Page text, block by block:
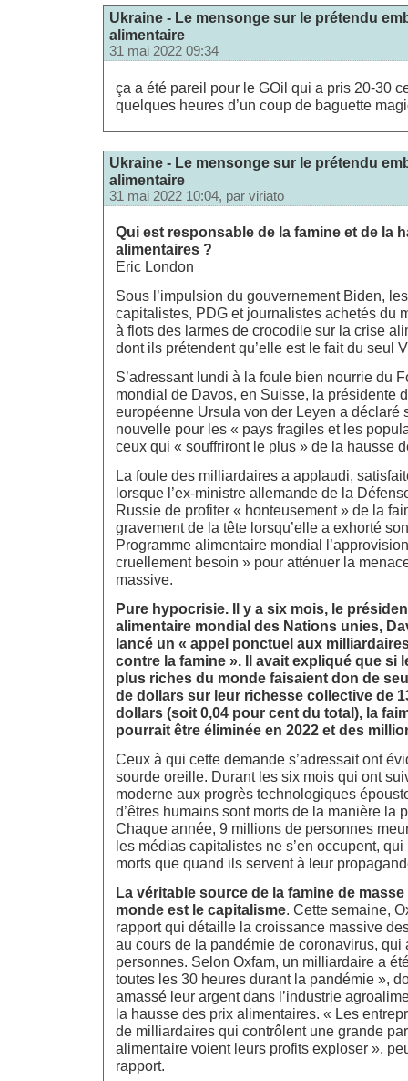
Ukraine - Le mensonge sur le prétendu
alimentaire
31 mai 2022 09:34
ça a été pareil pour le GOil qui a pris 20-30
quelques heures d’un coup de baguette
Ukraine - Le mensonge sur le prétendu
alimentaire
31 mai 2022 10:04, par viriato
Qui est responsable de la famine et de la
alimentaires ?
Eric London
Sous l’impulsion du gouvernement Biden,
capitalistes, PDG et journalistes achetés du
à flots des larmes de crocodile sur la crise
dont ils prétendent qu’elle est le fait du seul
S’adressant lundi à la foule bien nourrie du
mondial de Davos, en Suisse, la présidente
européenne Ursula von der Leyen a déclaré
nouvelle pour les « pays fragiles et les
ceux qui « souffriront le plus » de la hausse
La foule des milliardaires a applaudi,
lorsque l’ex-ministre allemande de la
Russie de profiter « honteusement » de la
gravement de la tête lorsqu’elle a exhorté
Programme alimentaire mondial
cruellement besoin » pour atténuer la
massive.
Pure hypocrisie. Il y a six mois, le
alimentaire mondial des Nations unies,
lancé un « appel ponctuel aux
contre la famine ». Il avait expliqué que si
plus riches du monde faisaient don de
de dollars sur leur richesse collective de
dollars (soit 0,04 pour cent du total), la
pourrait être éliminée en 2022 et des
Ceux à qui cette demande s’adressait ont
sourde oreille. Durant les six mois qui ont
moderne aux progrès technologiques
d’êtres humains sont morts de la manière la
Chaque année, 9 millions de personnes
les médias capitalistes ne s’en occupent,
morts que quand ils servent à leur
La véritable source de la famine de
monde est le capitalisme. Cette semaine,
rapport qui détaille la croissance massive
au cours de la pandémie de coronavirus, qui
personnes. Selon Oxfam, un milliardaire a
toutes les 30 heures durant la pandémie »,
amassé leur argent dans l’industrie
la hausse des prix alimentaires. « Les
de milliardaires qui contrôlent une grande
alimentaire voient leurs profits exploser »,
rapport.